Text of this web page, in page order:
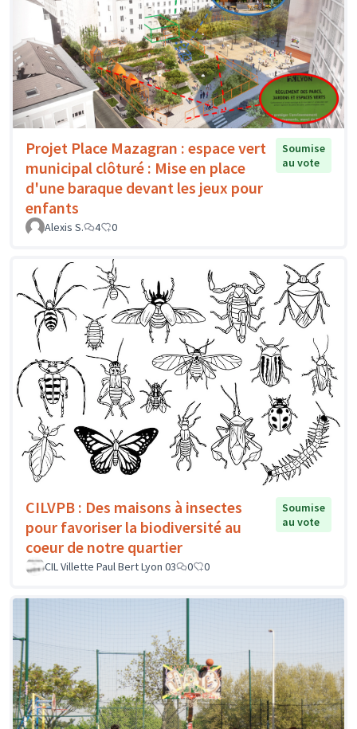
Projet Place Mazagran : espace vert
municipal clôturé : Mise en place
d'une baraque devant les jeux pour
enfants
Soumise
au vote
Alexis S. 4 0
CILVPB : Des maisons à insectes
pour favoriser la biodiversité au
coeur de notre quartier
Soumise
au vote
CIL Villette Paul Bert Lyon 03 0 0